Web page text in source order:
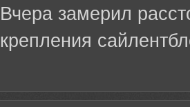
Вчера замерил
крепления